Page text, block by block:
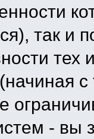
так и
с
- вы